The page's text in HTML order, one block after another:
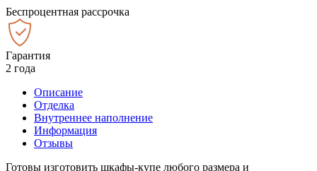
Беспроцентная рассрочка
Гарантия
2 года
Описание
Отделка
Внутреннее наполнение
Информация
Отзывы
Готовы изготовить шкафы-купе любого размера и